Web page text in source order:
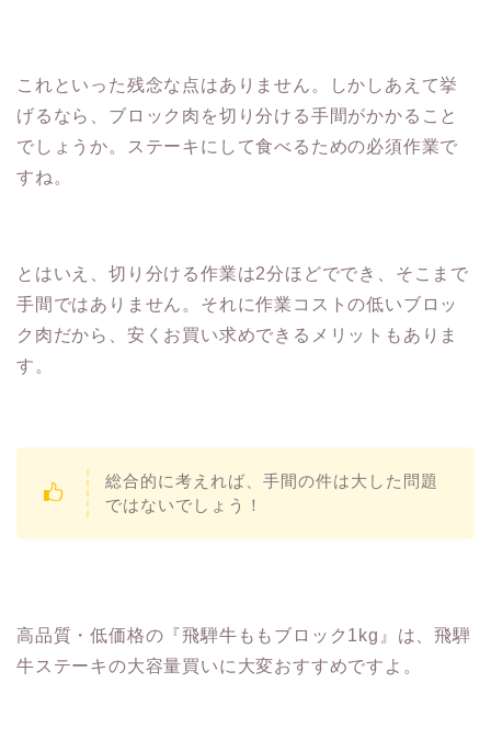
これといった残念な点はありません。しかしあえて挙
げるなら、ブロック肉を切り分ける手間がかかること
でしょうか。ステーキにして食べるための必須作業で
すね。
とはいえ、切り分ける作業は2分ほどででき、そこまで
手間ではありません。それに作業コストの低いブロッ
ク肉だから、安くお買い求めできるメリットもありま
す。
総合的に考えれば、手間の件は大した問題
ではないでしょう！
高品質・低価格の『飛騨牛ももブロック1kg』は、飛騨
牛ステーキの大容量買いに大変おすすめですよ。